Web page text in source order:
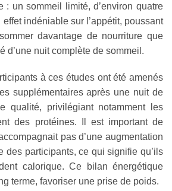
: un sommeil limité, d’environ quatre
indéniable sur l’appétit, poussant
davantage de nourriture que
d’une nuit complète de sommeil.
à ces études ont été amenés
supplémentaires après une nuit de
qualité, privilégiant notamment les
des protéines. Il est important de
pas d’une augmentation
des participants, ce qui signifie qu’ils
calorique. Ce bilan énergétique
terme, favoriser une prise de poids.